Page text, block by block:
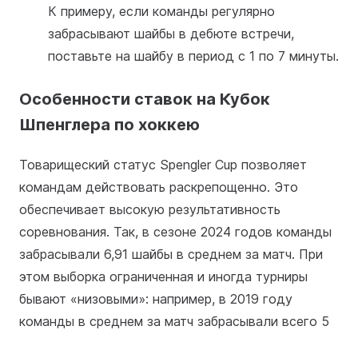
К примеру, если команды регулярно
забрасывают шайбы в дебюте встречи,
поставьте на шайбу в период с 1 по 7 минуты.
Особенности ставок на Кубок
Шпенглера по хоккею
Товарищеский статус Spengler Cup позволяет
командам действовать раскрепощенно. Это
обеспечивает высокую результативность
соревнования. Так, в сезоне 2024 годов команды
забрасывали 6,91 шайбы в среднем за матч. При
этом выборка ограниченная и иногда турниры
бывают «низовыми»: например, в 2019 году
команды в среднем за матч забрасывали всего 5